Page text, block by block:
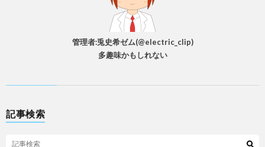
管理者:兎史希ゼム(@electric_clip)
多趣味かもしれない
記事検索